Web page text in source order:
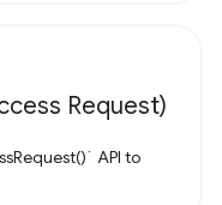
Request)
API to